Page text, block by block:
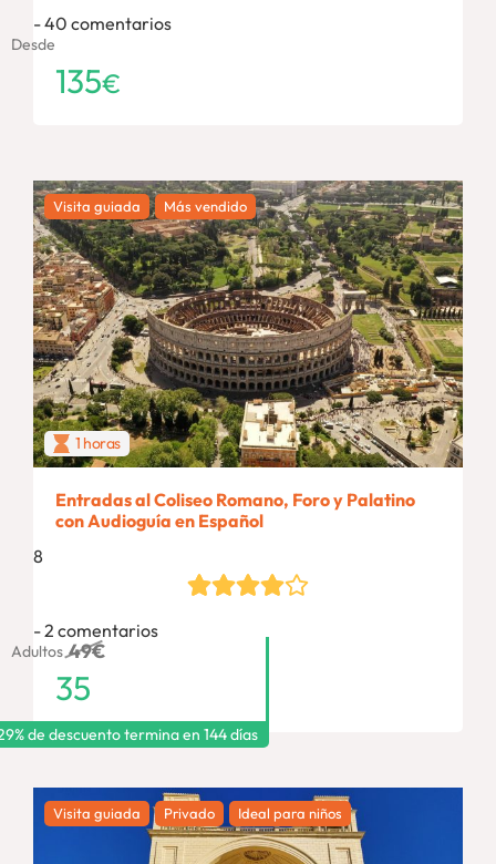
40 comentarios
Desde
135€
Visita guiada Más vendido
1 horas
Entradas al Coliseo Romano, Foro y Palatino
con Audioguía en Español
8
2 comentarios
Adultos 49€
35
de descuento termina en144 días
Visita guiada Privado Ideal para niños